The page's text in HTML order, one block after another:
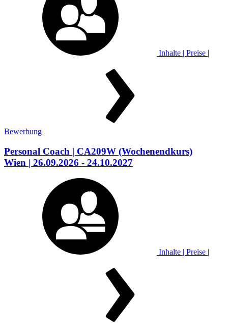
Inhalte | Preise |
Bewerbung
Personal Coach | CA209W (Wochenendkurs)
Wien | 26.09.2026 - 24.10.2027
Inhalte | Preise |